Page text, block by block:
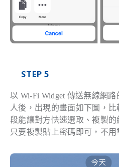
STEP 5
以 Wi-Fi Widget 傳送無線網路
人後，出現的畫面如下圖，
段能讓對方快速選取、複製的
只要複製貼上密碼即可，不用